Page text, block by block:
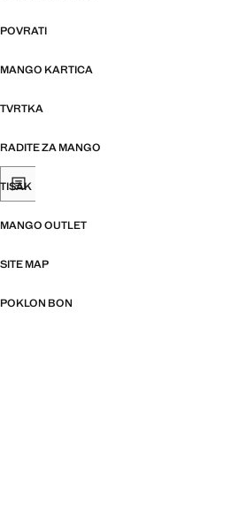
POVRATI
MANGO KARTICA
TVRTKA
RADITE ZA MANGO
TISAK
MANGO OUTLET
SITE MAP
POKLON BON